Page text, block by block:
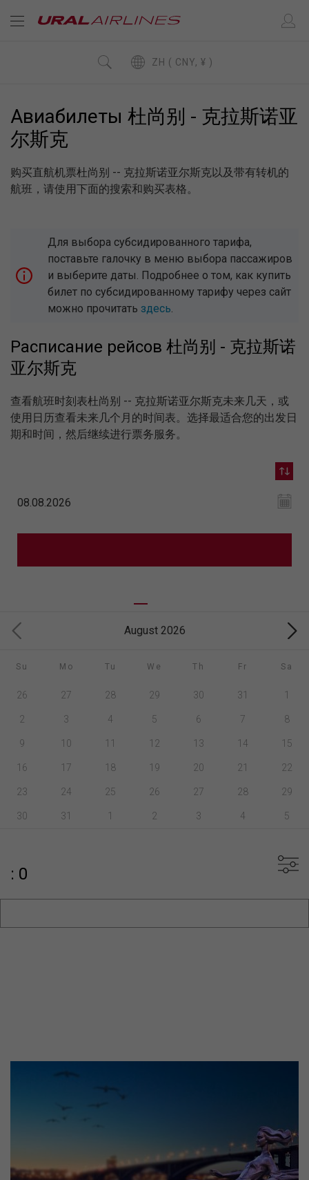
ZH ( CNY, ¥ )
Авиабилеты 杜尚别 - 克拉斯诺亚
尔斯克
购买直航机票杜尚别 -- 克拉斯诺亚尔斯克以及带有转机的
航班，请使用下面的搜索和购买表格。
Для выбора субсидированного тарифа,
поставьте галочку в меню выбора пассажиров
и выберите даты. Подробнее о том, как купить
билет по субсидированному тарифу через сайт
можно прочитать здесь.
Расписание рейсов 杜尚别 - 克拉斯诺
亚尔斯克
查看航班时刻表杜尚别 -- 克拉斯诺亚尔斯克未来几天，或
使用日历查看未来几个月的时间表。选择最适合您的出发日
期和时间，然后继续进行票务服务。
August 2026
Su Mo Tu We Th Fr Sa
26 27 28 29 30 31 1
2 3 4 5 6 7 8
9 10 11 12 13 14 15
16 17 18 19 20 21 22
23 24 25 26 27 28 29
30 31 1 2 3 4 5
: 0